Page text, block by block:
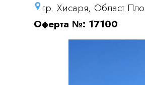
гр. Хисаря, Област
Оферта №: 17100